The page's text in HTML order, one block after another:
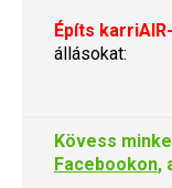
Építs
állásokat:
Kövess
Facebookon,